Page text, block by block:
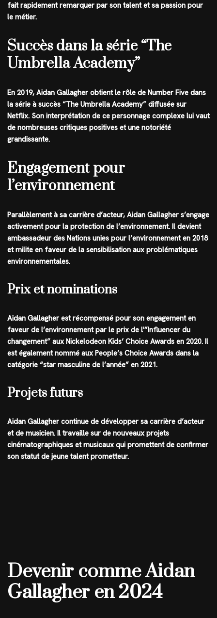
fait rapidement remarquer par son talent et sa passion pour
le métier.
Succès dans la série “The
Umbrella Academy”
En 2019, Aidan Gallagher obtient le rôle de Number Five dans
la série à succès “The Umbrella Academy” diffusée sur
Netflix. Son interprétation de ce personnage complexe lui vaut
de nombreuses critiques positives et une notoriété
grandissante.
Engagement pour
l’environnement
Parallèlement à sa carrière d’acteur, Aidan Gallagher s’engage
activement pour la protection de l’environnement. Il devient
ambassadeur des Nations unies pour l’environnement en 2018
et milite en faveur de la sensibilisation aux problématiques
environnementales.
Prix et nominations
Aidan Gallagher est récompensé pour son engagement en
faveur de l’environnement par le prix de l'”Influencer du
changement” aux Nickelodeon Kids’ Choice Awards en 2020. Il
est également nommé aux People’s Choice Awards dans la
catégorie “star masculine de l’année” en 2021.
Projets futurs
Aidan Gallagher continue de développer sa carrière d’acteur
et de musicien. Il travaille sur de nouveaux projets
cinématographiques et musicaux qui promettent de confirmer
son statut de jeune talent prometteur.
Devenir comme Aidan
Gallagher en 2024